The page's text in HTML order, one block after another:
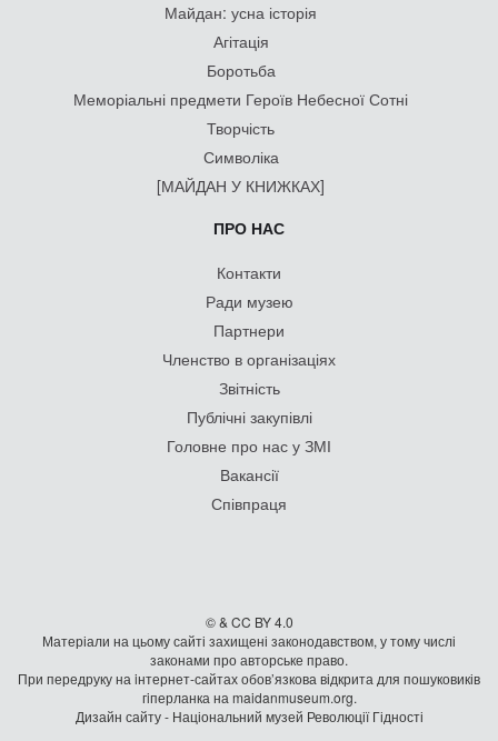
Майдан: усна історія
Агітація
Боротьба
Меморіальні предмети Героїв Небесної Сотні
Творчість
Символіка
[МАЙДАН У КНИЖКАХ]
ПРО НАС
Контакти
Ради музею
Партнери
Членство в організаціях
Звітність
Публічні закупівлі
Головне про нас у ЗМІ
Вакансії
Співпраця
© & CC BY 4.0
Матеріали на цьому сайті захищені законодавством, у тому числі
законами про авторське право.
При передруку на iнтернет-сайтах обов’язкова відкрита для пошуковиків
гiперланка на maidanmuseum.org.
Дизайн сайту - Національний музей Революції Гідності